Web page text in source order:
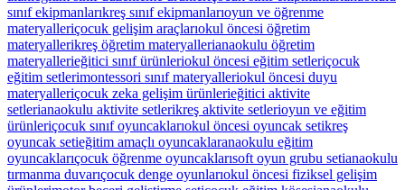
sınıf ekipmanlarıkreş sınıf ekipmanlarıoyun ve öğrenme
materyalleriçocuk gelişim araçlarıokul öncesi öğretim
materyallerikreş öğretim materyallerianaokulu öğretim
materyallerieğitici sınıf ürünleriokul öncesi eğitim setleriçocuk
eğitim setlerimontessori sınıf materyalleriokul öncesi duyu
materyalleriçocuk zeka gelişim ürünlerieğitici aktivite
setlerianaokulu aktivite setlerikreş aktivite setlerioyun ve eğitim
ürünleriçocuk sınıf oyuncaklarıokul öncesi oyuncak setikreş
oyuncak setieğitim amaçlı oyuncaklaranaokulu eğitim
oyuncaklarıçocuk öğrenme oyuncaklarısoft oyun grubu setianaokulu
tırmanma duvarıçocuk denge oyunlarıokul öncesi fiziksel gelişim